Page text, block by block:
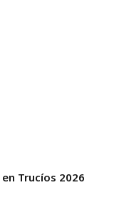
Trucíos 2026